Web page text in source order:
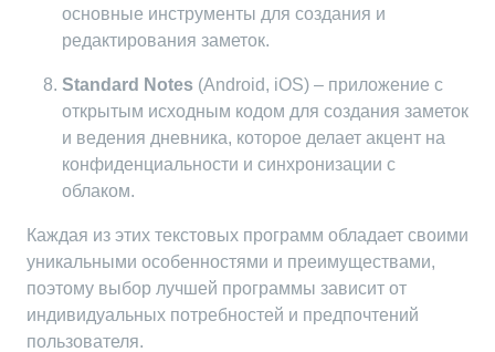
основные инструменты для создания и
редактирования заметок.
Standard Notes (Android, iOS) – приложение с
открытым исходным кодом для создания заметок
и ведения дневника, которое делает акцент на
конфиденциальности и синхронизации с
облаком.
Каждая из этих текстовых программ обладает своими
уникальными особенностями и преимуществами,
поэтому выбор лучшей программы зависит от
индивидуальных потребностей и предпочтений
пользователя.